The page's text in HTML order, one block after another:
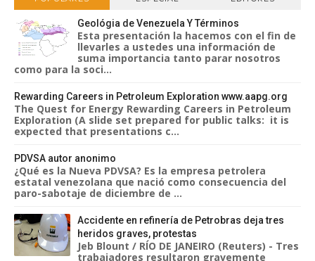
Geológia de Venezuela Y Términos
Esta presentación la hacemos con el fin de
llevarles a ustedes una información de
suma importancia tanto parar nosotros
como para la soci...
Rewarding Careers in Petroleum Exploration www.aapg.org
The Quest for Energy Rewarding Careers in Petroleum
Exploration (A slide set prepared for public talks: it is
expected that presentations c...
PDVSA autor anonimo
¿Qué es la Nueva PDVSA? Es la empresa petrolera
estatal venezolana que nació como consecuencia del
paro-sabotaje de diciembre de ...
Accidente en refinería de Petrobras deja tres
heridos graves, protestas
Jeb Blount / RÍO DE JANEIRO (Reuters) - Tres
trabajadores resultaron gravemente